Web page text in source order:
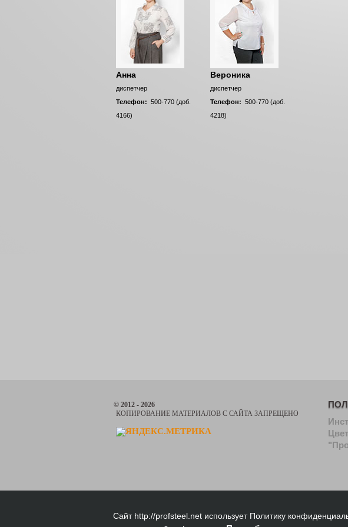
Анна
диспетчер
Телефон: 500-770 (доб.
4166)
Вероника
диспетчер
Телефон: 500-770 (доб.
4218)
© 2012 - 2026
КОПИРОВАНИЕ МАТЕРИАЛОВ С САЙТА ЗАПРЕЩЕНО
Сайт http://profsteel.net использует Политику